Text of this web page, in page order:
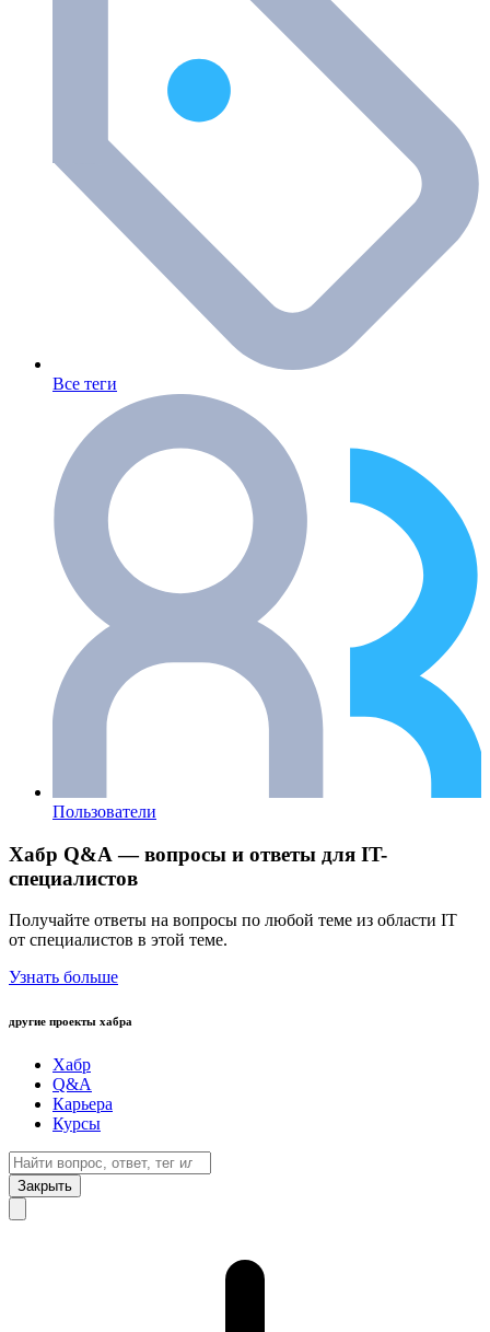
Все теги
Пользователи
Хабр Q&A — вопросы и ответы для IT-
специалистов
Получайте ответы на вопросы по любой теме из области IT
от специалистов в этой теме.
Узнать больше
другие проекты хабра
Хабр
Q&A
Карьера
Курсы
Закрыть